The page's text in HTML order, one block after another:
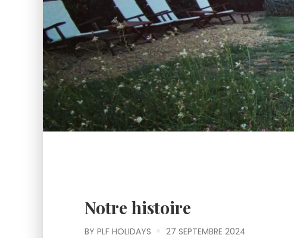
Notre histoire
BY PLF HOLIDAYS 27 SEPTEMBRE 2024